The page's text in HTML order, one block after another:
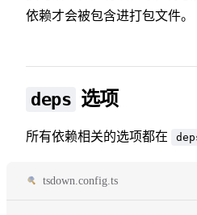
依赖才会被包含进打包文件。
deps 选项
所有依赖相关的选项都在
tsdown.config.ts